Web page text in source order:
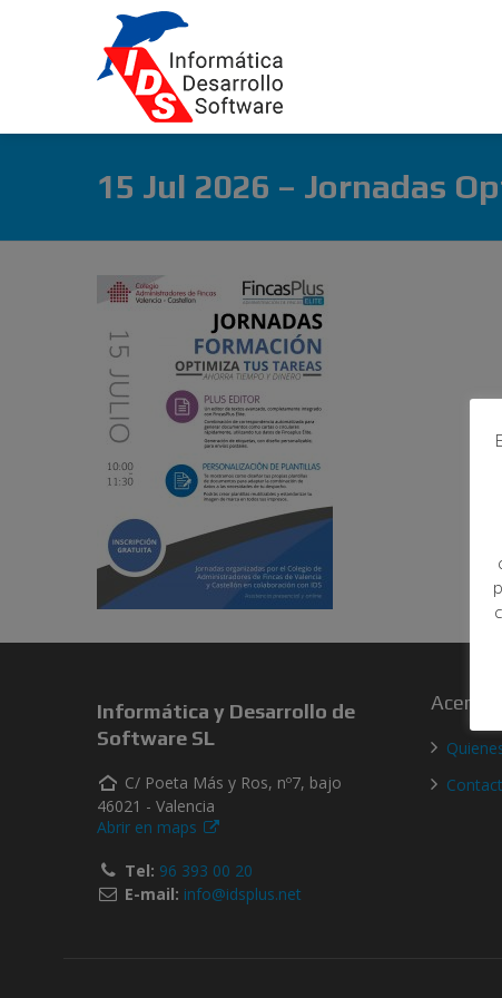
15 Jul 2026 – Jornadas
Informática y Desarrollo de
Software SL
C/ Poeta Más y Ros, nº7, bajo
46021 - Valencia
Abrir en maps
Tel: 96 393 00 20
E-mail: info@idsplus.net
Acerca